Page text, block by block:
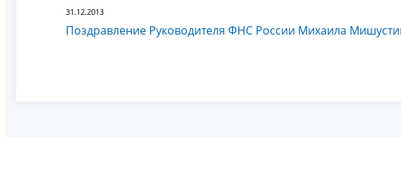
31.12.2013
Поздравление Руководителя ФНС России Михаила